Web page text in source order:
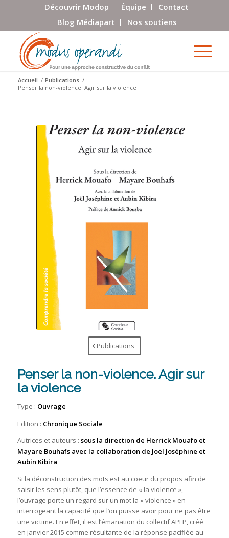
Découvrir Modop Équipe
Contact
Blog Médiapart
Nos soutiens
Accueil / Publications /
Penser la non-violence. Agir sur la violence
Publications
Penser la non-violence. Agir sur
la violence
Type : Ouvrage
Edition : Chronique Sociale
Autrices et auteurs : sous la direction de Herrick Mouafo et
Mayare Bouhafs avec la collaboration de Joël Joséphine et
Aubin Kibira
Si la déconstruction des mots est au coeur du propos afin de
saisir les sens plutôt, que l’essence de « la violence »,
l’ouvrage porte un regard sur un mot la « violence » en
interrogeant la capacité que l’on puisse avoir pour ne pas être
une victime. En effet, il est l’émanation du collectif APLP, créé
en janvier 2015 comme résultante de la réponse pacifiée au